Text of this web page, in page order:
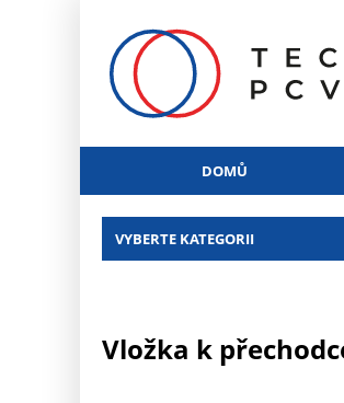
DOMŮ
VYBERTE KATEGORII
Vložka k